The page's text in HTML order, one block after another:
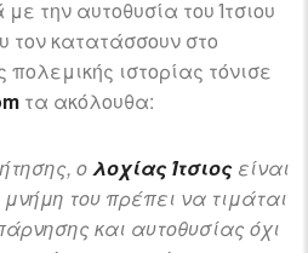
με την αυτοθυσία του Ίτσιου
τον κατατάσσουν στο
ιστορίας τόνισε
τα ακόλουθα:
ολοχίας Ίτσιος είναι
του πρέπει να τιμάται
και αυτοθυσίας όχι